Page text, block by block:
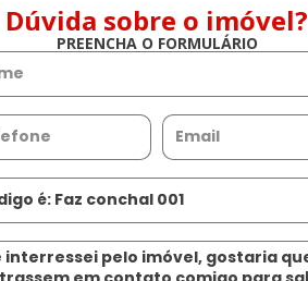
Comprar
Dúvida sobre o imóvel?
PREENCHA O FORMULÁRIO